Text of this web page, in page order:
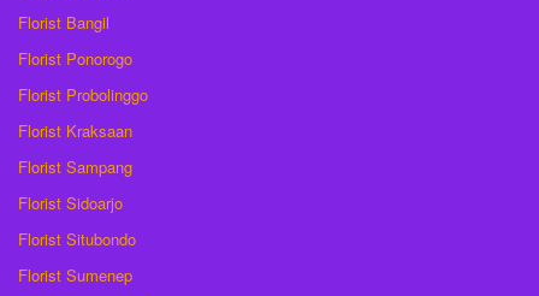
Florist Bangil
Florist Ponorogo
Florist Probolinggo
Florist Kraksaan
Florist Sampang
Florist Sidoarjo
Florist Situbondo
Florist Sumenep